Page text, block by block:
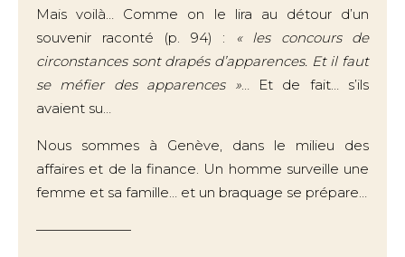
Mais voilà… Comme on le lira au détour d’un
souvenir raconté (p. 94) : « les concours de
circonstances sont drapés d’apparences. Et il faut
se méfier des apparences »… Et de fait… s’ils
avaient su…
Nous sommes à Genève, dans le milieu des
affaires et de la finance. Un homme surveille une
femme et sa famille… et un braquage se prépare…
———————